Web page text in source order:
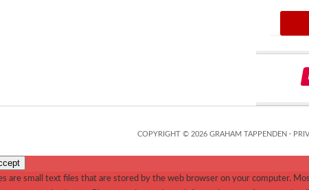
COPYRIGHT © 2026 GRAHAM TAPPENDEN ·
are small text files that are stored by the web browser on your computer.